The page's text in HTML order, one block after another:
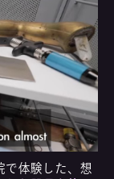
で体験した、想